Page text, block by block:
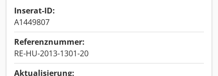
Inserat-ID:
A1449807
Referenznummer:
RE-HU-2013-1301-20
Aktualisierung: